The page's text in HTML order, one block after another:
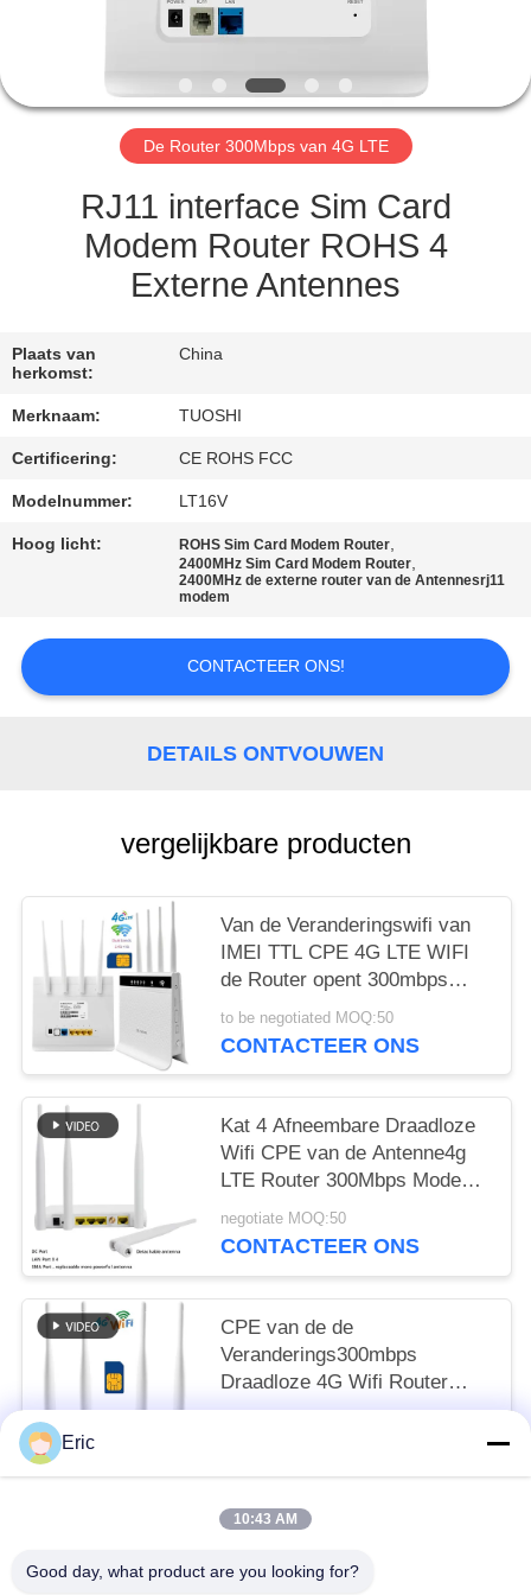
NIEUWS
GEVALLEN
VERZOEK
OM EEN
CITAAT
VR
SITEMAP
De Router 300Mbps van 4G LTE
RJ11 interface Sim Card
Modem Router ROHS 4
Externe Antennes
Plaats van
herkomst:
China
Merknaam: TUOSHI
Certificering: CE ROHS FCC
Modelnummer: LT16V
Hoog licht: ROHS Sim Card Modem Router,
2400MHz Sim Card Modem Router,
2400MHz de externe router van de Antennesrj11
modem
CONTACTEER ONS!
DETAILS ONTVOUWEN
vergelijkbare producten
Van de Veranderingswifi van
IMEI TTL CPE 4G LTE WIFI
de Router opent 300mbps
voor kabeltelevisie-Camera
to be negotiated MOQ:50
CONTACTEER ONS
Kat 4 Afneembare Draadloze
Wifi CPE van de Antenne4g
LTE Router 300Mbps Modem
Bleke Ethernet van FDD TDD
negotiate MOQ:50
CONTACTEER ONS
CPE van de de
Veranderings300mbps
Draadloze 4G Wifi Router
CAT4 32User RJ45 van
Eric
10:43 AM
Good day, what product are you looking for?